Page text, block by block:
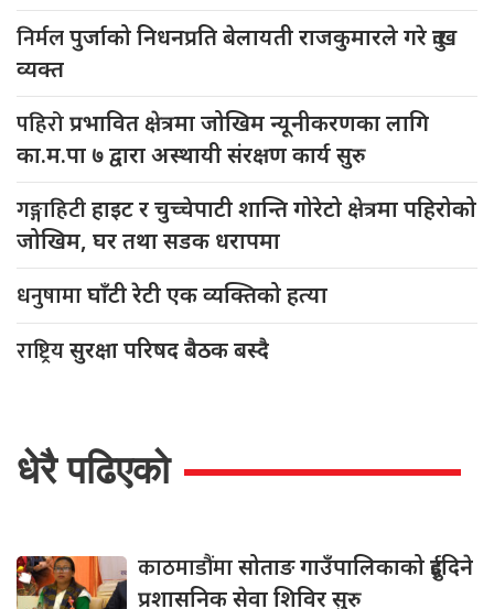
निर्मलपुर्जाको निधनप्रति बेलायती राजकुमारले गरे दुःख
व्यक्त
पहिरोप्रभावित क्षेत्रमा जोखिम न्यूनीकरणका लागि
का.म.पा ७ द्वारा अस्थायी संरक्षण कार्य सुरु
गङ्गाहिटीहाइट र चुच्चेपाटी शान्ति गोरेटो क्षेत्रमा पहिरोको
जोखिम, घर तथा सडक धरापमा
धनुषामाघाँटी रेटी एक व्यक्तिको हत्या
राष्ट्रियसुरक्षा परिषद बैठक बस्दै
धेरै पढिएको
काठमाडौंमासोताङ गाउँपालिकाको दुईदिने
प्रशासनिक सेवा शिविर सुरु